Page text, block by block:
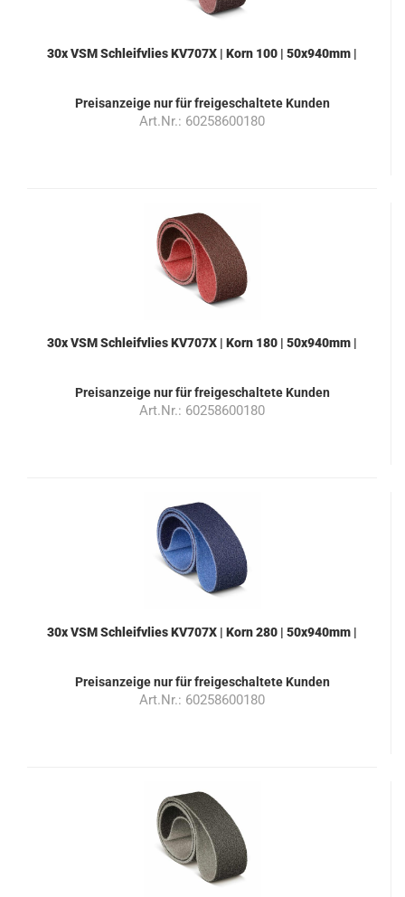
30x VSM Schleifvlies KV707X | Korn 100 | 50x940mm |
Preisanzeige nur für freigeschaltete Kunden
Art.Nr.: 60258600180
30x VSM Schleifvlies KV707X | Korn 180 | 50x940mm |
Preisanzeige nur für freigeschaltete Kunden
Art.Nr.: 60258600180
30x VSM Schleifvlies KV707X | Korn 280 | 50x940mm |
Preisanzeige nur für freigeschaltete Kunden
Art.Nr.: 60258600180